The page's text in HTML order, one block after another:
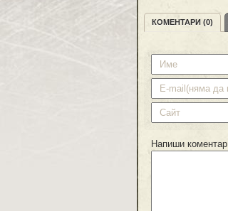
КОМЕНТАРИ (0)
Напиши коментар